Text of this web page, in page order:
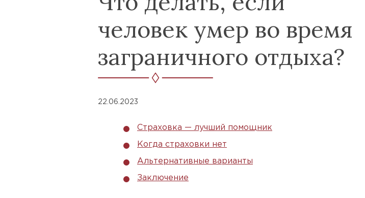
человек умер во время
заграничного отдыха?
22.06.2023
Страховка — лучший помощник
Когда страховки нет
Альтернативные варианты
Заключение